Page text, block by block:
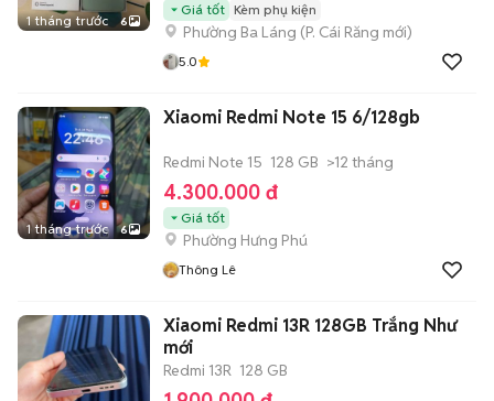
1 tháng trước 6
Giá tốt Kèm phụ kiện
Phường Ba Láng (P. Cái Răng mới)
5.0
1 tháng trước 6
Xiaomi Redmi Note 15 6/128gb
Redmi Note 15 128 GB >12 tháng
4.300.000 đ
Giá tốt
Phường Hưng Phú
Thông Lê
Xiaomi Redmi 13R 128GB Trắng Như
mới
Redmi 13R 128 GB